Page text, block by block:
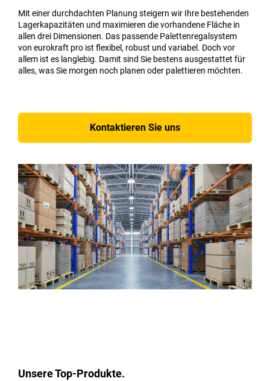
Mit einer durchdachten Planung steigern wir Ihre bestehenden
Lagerkapazitäten und maximieren die vorhandene Fläche in
allen drei Dimensionen. Das passende Palettenregalsystem
von eurokraft pro ist flexibel, robust und variabel. Doch vor
allem ist es langlebig. Damit sind Sie bestens ausgestattet für
alles, was Sie morgen noch planen oder palettieren möchten.
Kontaktieren Sie uns
Unsere Top-Produkte.